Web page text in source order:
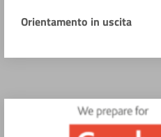
Orientamento in uscita